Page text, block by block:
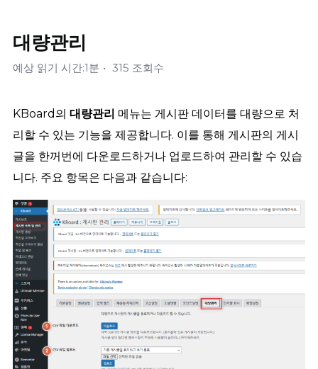
대량관리
예상 읽기 시간:1분 315 조회수
KBoard의 대량관리 메뉴는 게시판 데이터를 대량으로 처
리할 수 있는 기능을 제공합니다. 이를 통해 게시판의 게시
글을 한꺼번에 다운로드하거나 업로드하여 관리할 수 있습
니다. 주요 항목은 다음과 같습니다: